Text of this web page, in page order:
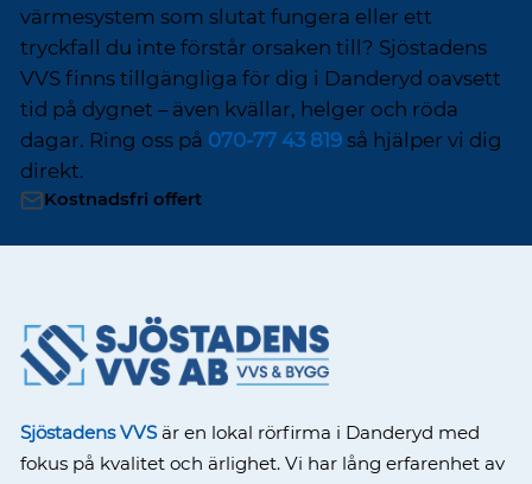
värmesystem som slutat fungera eller ett
tryckfall du inte förstår orsaken till? Sjöstadens
VVS finns tillgängliga för dig i Danderyd oavsett
tid på dygnet – även kvällar, helger och röda
dagar. Ring oss på 070-77 43 819så hjälper vi dig
direkt.
Kostnadsfri offert
Sjöstadens VVSär en lokal rörfirma i Danderyd med
fokus på kvalitet och ärlighet. Vi har lång erfarenhet av